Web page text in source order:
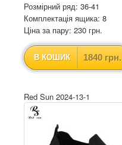
Розмірний ряд: 36-41
Комплектація ящика: 8
Ціна за пару: 230 грн.
В КОШИК 1840 грн.
Red Sun 2024-13-1